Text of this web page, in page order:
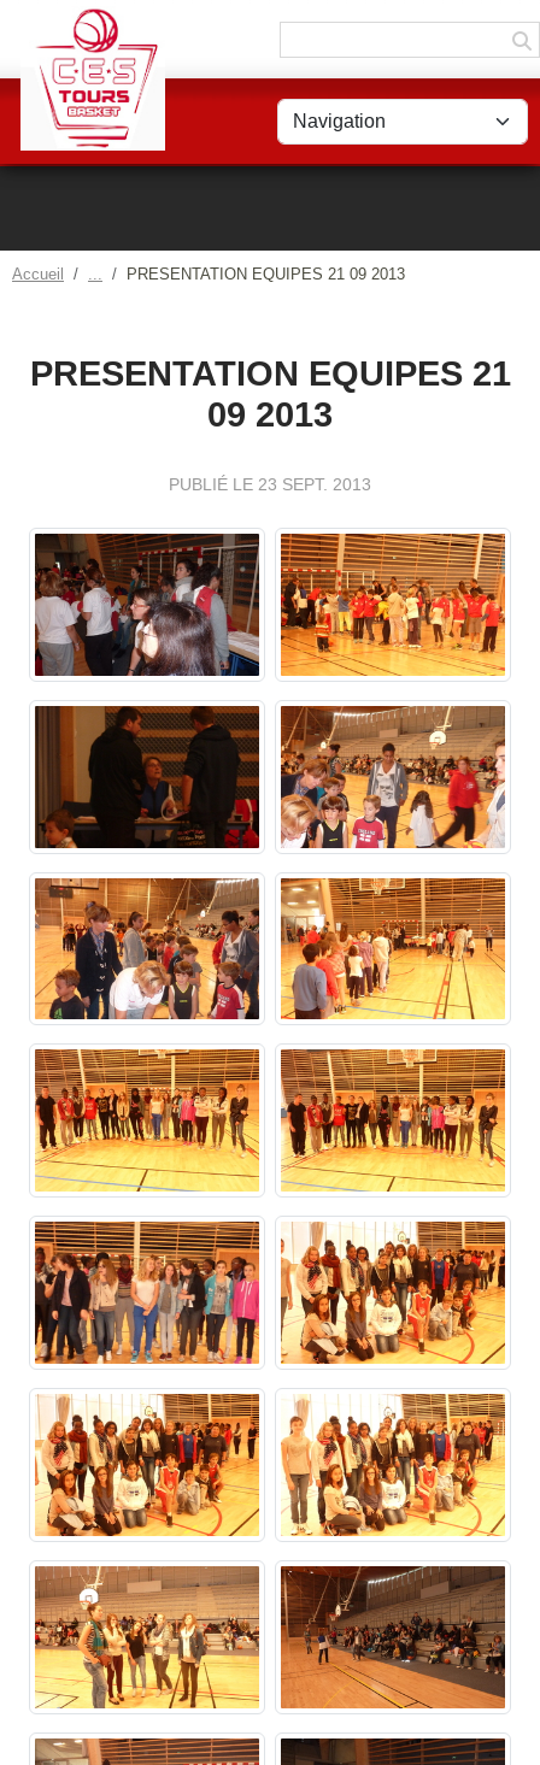
Accueil PRESENTATION EQUIPES 21 09 2013
PRESENTATION EQUIPES 21
09 2013
PUBLIÉ LE 23 SEPT. 2013
Panneau de gestion des cookies